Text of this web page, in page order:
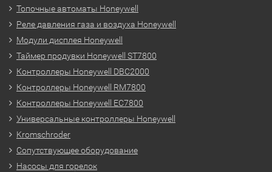
Топочные автоматы Honeywell
Реле давления газа и воздуха Honeywell
Модули дисплея Honeywell
Таймер продувки Honeywell ST7800
Контроллеры Honeywell DBC2000
Контроллеры Honeywell RM7800
Контроллеры Honeywell EC7800
Универсальные контроллеры Honeywell
Kromschroder
Сопутствующее оборудование
Насосы для горелок